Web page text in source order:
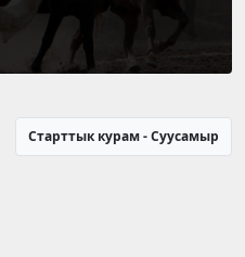
Старттык курам - Суусамыр